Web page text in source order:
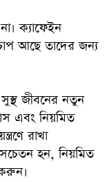
ক্যাফেইন
আছে তাদের জন্য
জীবনের নতুন
এবং নিয়মিত
রাখা
হন, নিয়মিত